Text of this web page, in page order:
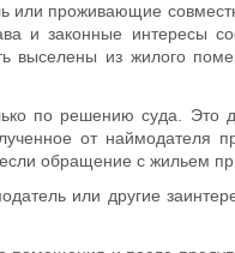
или проживающие
и законные интересы
из жилого
по решению суда. Это
от наймодателя
обращение с жильем
или другие